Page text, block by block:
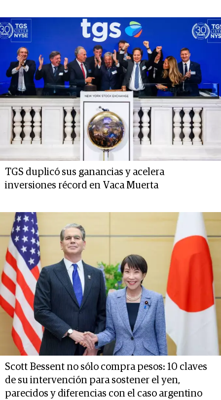
TGS duplicó sus ganancias y acelera
inversiones récord en Vaca Muerta
Scott Bessent no sólo compra pesos: 10 claves
de su intervención para sostener el yen,
parecidos y diferencias con el caso argentino